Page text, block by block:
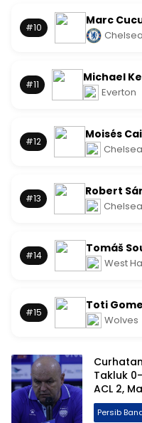
#10
Marc
Chelsea
#11
Michael
Everton
#12
Moisés
Chelsea
#13
Robert
Chelsea
#14
Tomáš
West
#15
Toti
Wolves
Takluk
ACL 2,
Leg
Persib